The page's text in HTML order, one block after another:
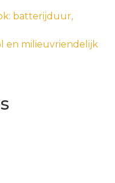
batterijduur,
en milieuvriendelijk